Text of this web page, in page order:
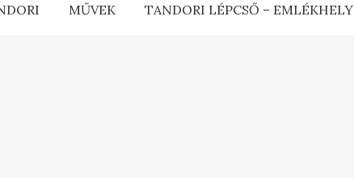
MŰVEK TANDORI LÉPCSŐ – EMLÉKHELY